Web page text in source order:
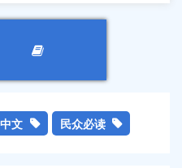
中文 民众必读